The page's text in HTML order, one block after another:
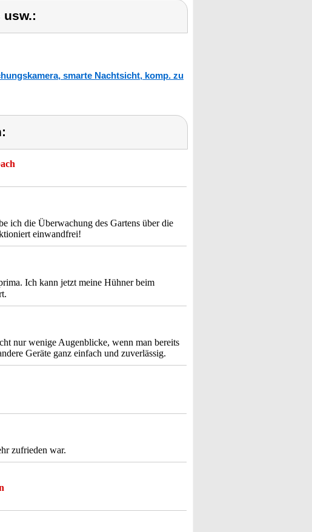
usw.:
smarte Nachtsicht, komp. zu
ich die Überwachung des Gartens über die
einwandfrei!
Ich kann jetzt meine Hühner beim
nur wenige Augenblicke, wenn man bereits
Geräte ganz einfach und zuverlässig.
zufrieden war.